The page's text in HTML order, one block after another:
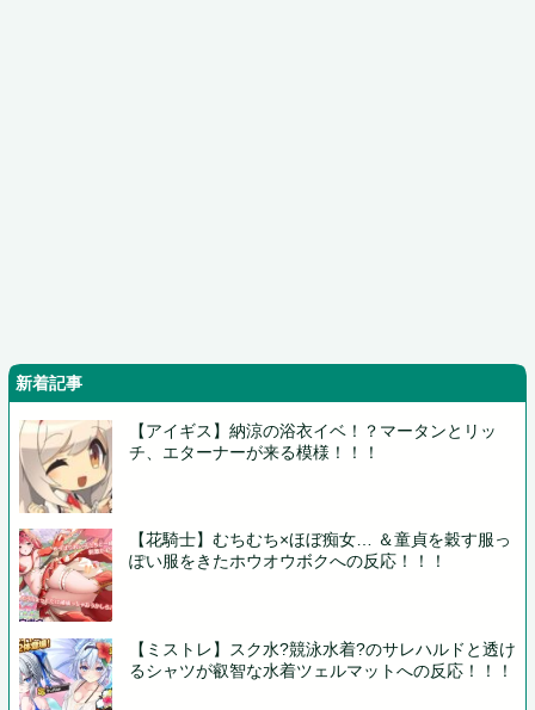
新着記事
【アイギス】納涼の浴衣イベ！？マータンとリッ
チ、エターナーが来る模様！！！
【花騎士】むちむち×ほぼ痴女… ＆童貞を穀す服っ
ぽい服をきたホウオウボクへの反応！！！
【ミストレ】スク水?競泳水着?のサレハルドと透け
るシャツが叡智な水着ツェルマットへの反応！！！